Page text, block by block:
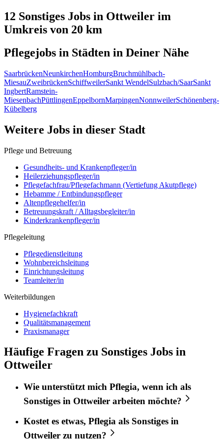
12 Sonstiges Jobs in Ottweiler im
Umkreis von 20 km
Pflegejobs in Städten in Deiner Nähe
SaarbrückenNeunkirchenHomburgBruchmühlbach-
MiesauZweibrückenSchiffweilerSankt WendelSulzbach/SaarSankt
IngbertRamstein-
MiesenbachPüttlingenEppelbornMarpingenNonnweilerSchönenberg-
Kübelberg
Weitere Jobs in dieser Stadt
Pflege und Betreuung
Gesundheits- und Krankenpfleger/in
Heilerziehungspfleger/in
Pflegefachfrau/Pflegefachmann (Vertiefung Akutpflege)
Hebamme / Entbindungspfleger
Altenpflegehelfer/in
Betreuungskraft / Alltagsbegleiter/in
Kinderkrankenpfleger/in
Pflegeleitung
Pflegedienstleitung
Wohnbereichsleitung
Einrichtungsleitung
Teamleiter/in
Weiterbildungen
Hygienefachkraft
Qualitätsmanagement
Praxismanager
Häufige Fragen zu Sonstiges Jobs in
Ottweiler
Wie unterstützt mich Pflegia, wenn ich als
Sonstiges in Ottweiler arbeiten möchte?
Kostet es etwas, Pflegia als Sonstiges in
Ottweiler zu nutzen?